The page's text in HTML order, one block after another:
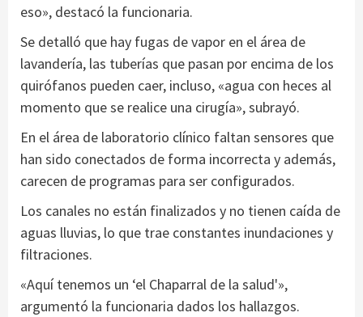
eso», destacó la funcionaria.
Se detalló que hay fugas de vapor en el área de
lavandería, las tuberías que pasan por encima de los
quirófanos pueden caer, incluso, «agua con heces al
momento que se realice una cirugía», subrayó.
En el área de laboratorio clínico faltan sensores que
han sido conectados de forma incorrecta y además,
carecen de programas para ser configurados.
Los canales no están finalizados y no tienen caída de
aguas lluvias, lo que trae constantes inundaciones y
filtraciones.
«Aquí tenemos un ‘el Chaparral de la salud'»,
argumentó la funcionaria dados los hallazgos.